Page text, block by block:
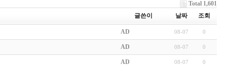
Total 1,601
글쓴이
날짜 조회
AD 08-07 0
AD 08-07 0
AD 08-07 0